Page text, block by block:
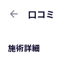
arrow_back 口コミ
施術詳細